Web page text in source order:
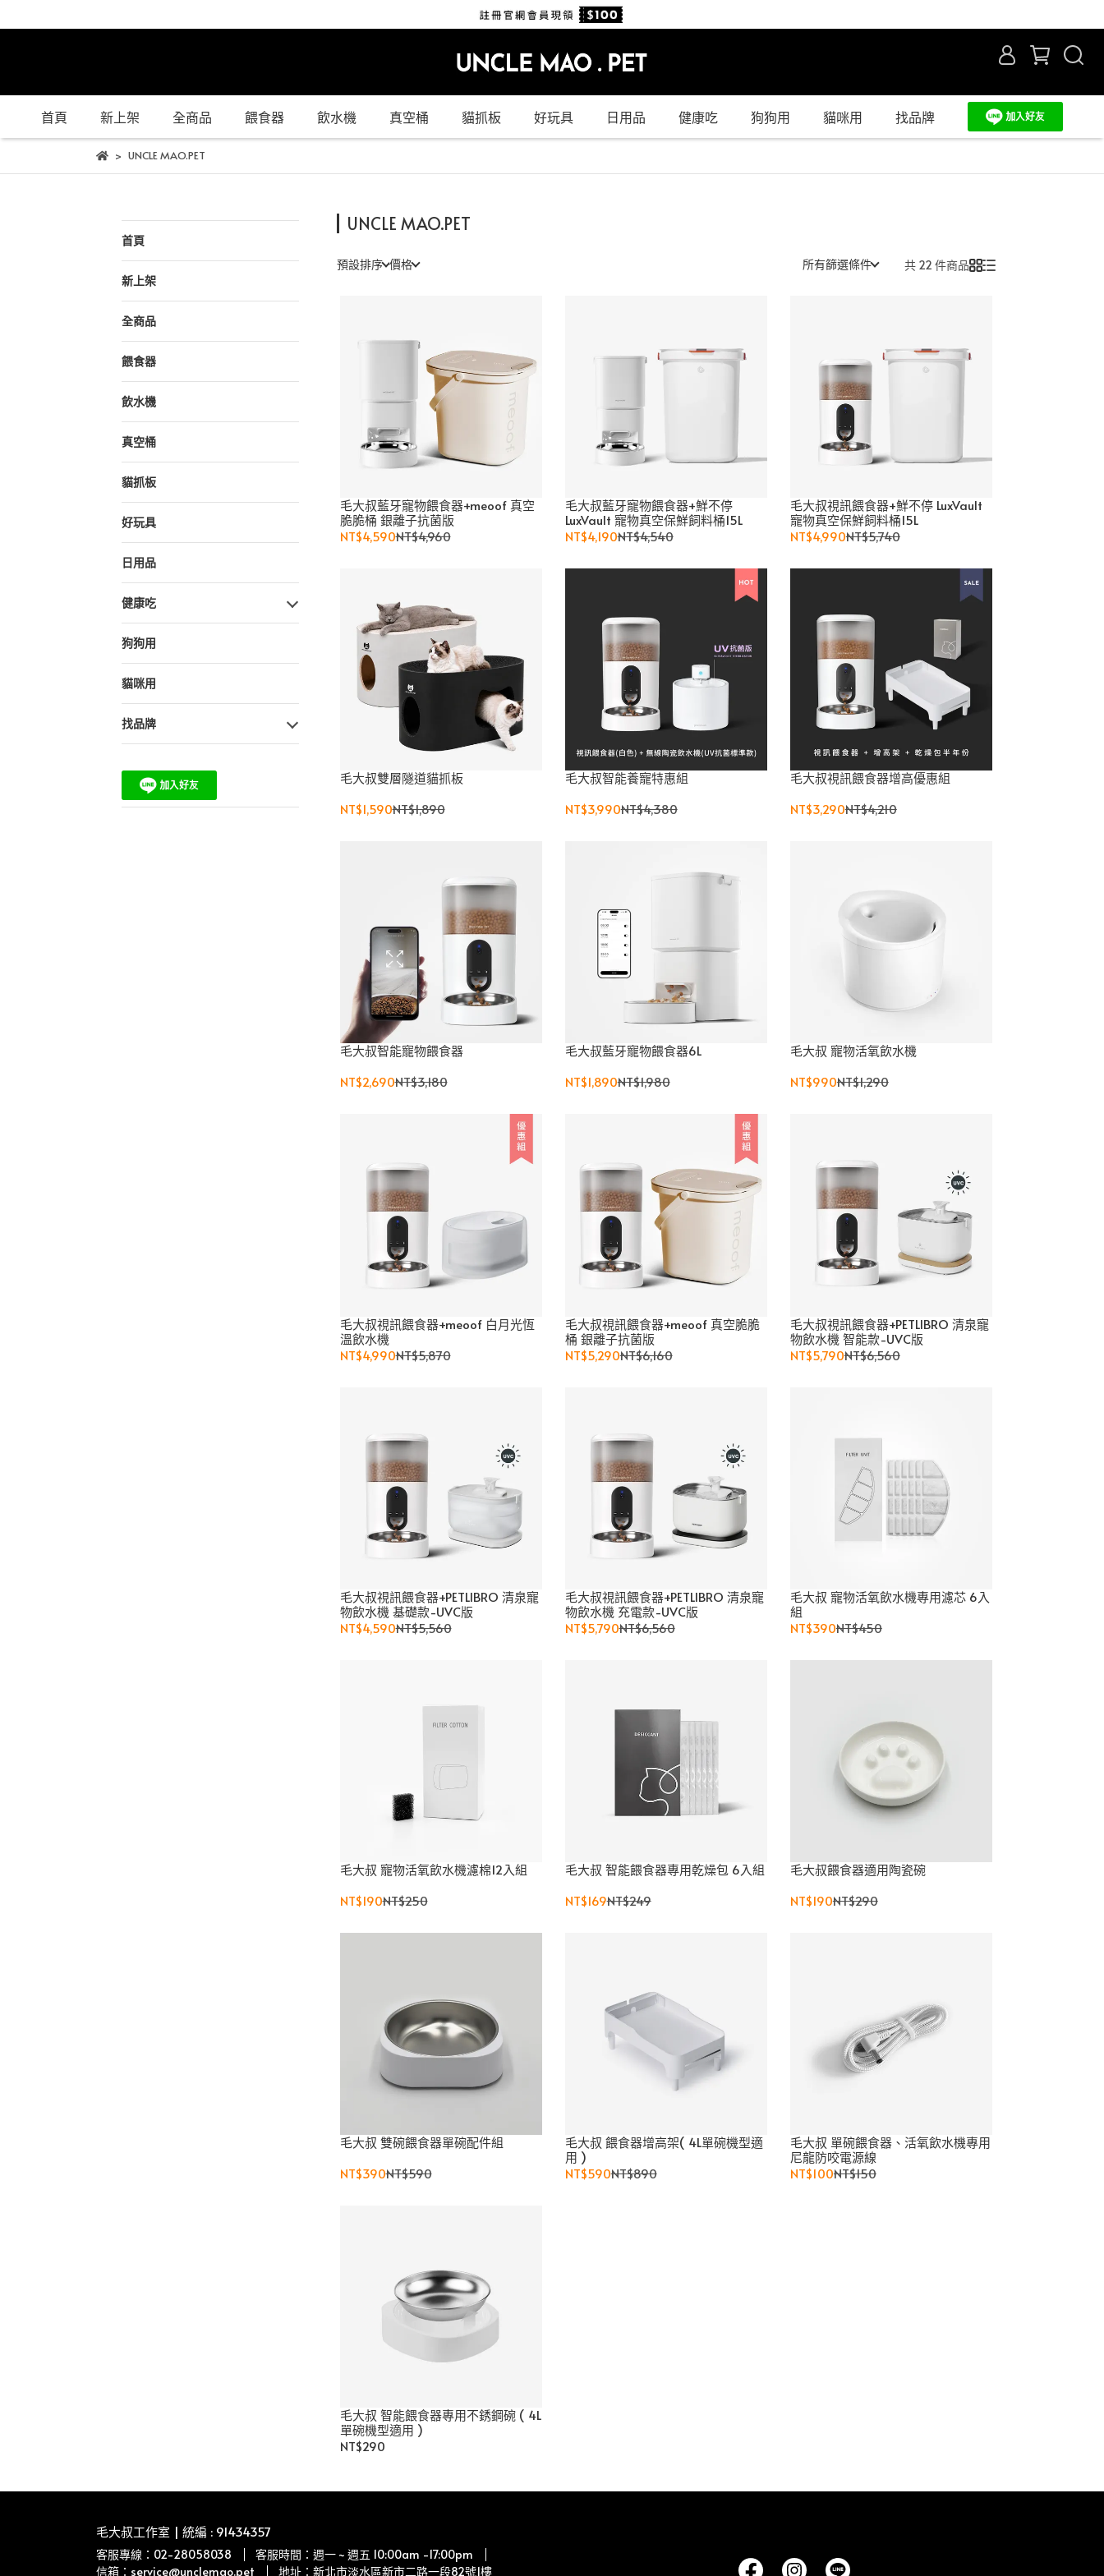
首頁 新上架 全商品 餵食器 飲水機 真空桶 貓抓板 好玩具 日用品 健康吃 狗狗用 貓咪用 找品牌
UNCLE MAO.PET
首頁
新上架
全商品
餵食器
飲水機
真空桶
貓抓板
好玩具
日用品
健康吃
狗狗用
貓咪用
找品牌
UNCLE MAO.PET
預設排序 價格 所有篩選條件 共 22 件商品
毛大叔藍牙寵物餵食器+meoof 真空
脆脆桶 銀離子抗菌版
NT$4,590NT$4,960
毛大叔藍牙寵物餵食器+鮮不停
LuxVault 寵物真空保鮮飼料桶15L
NT$4,190NT$4,540
毛大叔視訊餵食器+鮮不停 LuxVault
寵物真空保鮮飼料桶15L
NT$4,990NT$5,740
毛大叔雙層隧道貓抓板
NT$1,590NT$1,890
毛大叔智能養寵特惠組
NT$3,990NT$4,380
毛大叔視訊餵食器增高優惠組
NT$3,290NT$4,210
毛大叔智能寵物餵食器
NT$2,690NT$3,180
毛大叔藍牙寵物餵食器6L
NT$1,890NT$1,980
毛大叔 寵物活氧飲水機
NT$990NT$1,290
毛大叔視訊餵食器+meoof 白月光恆
溫飲水機
NT$4,990NT$5,870
毛大叔視訊餵食器+meoof 真空脆脆
桶 銀離子抗菌版
NT$5,290NT$6,160
毛大叔視訊餵食器+PETLIBRO 清泉寵
物飲水機 智能款-UVC版
NT$5,790NT$6,560
毛大叔視訊餵食器+PETLIBRO 清泉寵
物飲水機 基礎款-UVC版
NT$4,590NT$5,560
毛大叔視訊餵食器+PETLIBRO 清泉寵
物飲水機 充電款-UVC版
NT$5,790NT$6,560
毛大叔 寵物活氧飲水機專用濾芯 6入
組
NT$390NT$450
毛大叔 寵物活氧飲水機濾棉12入組
NT$190NT$250
毛大叔 智能餵食器專用乾燥包 6入組
NT$169NT$249
毛大叔餵食器適用陶瓷碗
NT$190NT$290
毛大叔 雙碗餵食器單碗配件組
NT$390NT$590
毛大叔 餵食器增高架( 4L單碗機型適
用 )
NT$590NT$890
毛大叔 單碗餵食器、活氧飲水機專用
尼龍防咬電源線
NT$100NT$150
毛大叔 智能餵食器專用不銹鋼碗 ( 4L
單碗機型適用 )
NT$290
毛大叔工作室 | 統編 : 91434357
客服專線：02-28058038
客服時間：週一 ~ 週五 10:00am -17:00pm
信箱：service@unclemao.pet
地址：新北市淡水區新市二路一段82號1樓